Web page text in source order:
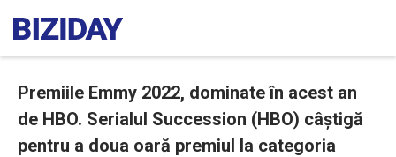
Premiile Emmy 2022, dominate în acest an
de HBO. Serialul Succession (HBO) câștigă
pentru a doua oară premiul la categoria